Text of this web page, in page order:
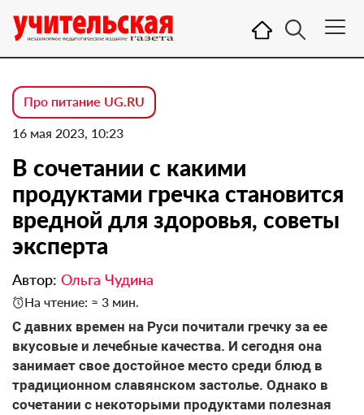
Про питание UG.RU
16 мая 2023, 10:23
В сочетании с какими
продуктами гречка становится
вредной для здоровья, советы
эксперта
Автор: Ольга Чудина
На чтение: ≈ 3 мин.
С давних времен на Руси почитали гречку за ее
вкусовые и лечебные качества. И сегодня она
занимает свое достойное место среди блюд в
традиционном славянском застолье. Однако в
сочетании с некоторыми продуктами полезная